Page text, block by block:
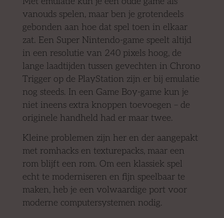
vanouds spelen, maar ben je grotendeels
gebonden aan hoe dat spel toen in elkaar
zat. Een Super Nintendo-game speelt altijd
in een resolutie van 240 pixels hoog, de
lange laadtijden tussen gevechten in Chrono
Trigger op de PlayStation zijn er bij emulatie
nog steeds. In een Game Boy-game kun je
niet ineens extra knoppen toevoegen – de
originele handheld had er maar twee.
Kleine problemen zijn her en der aangepakt
met romhacks en texturepacks, maar een
rom blijft een rom. Om een klassiek spel
echt te moderniseren en fijn speelbaar te
maken, heb je een volwaardige port voor
moderne computersystemen nodig.